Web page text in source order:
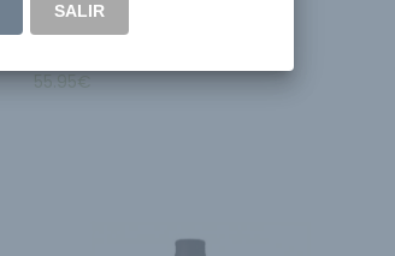
55.95€
SALIR